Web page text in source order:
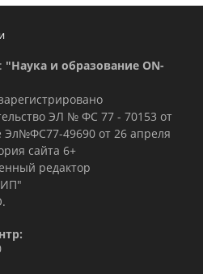
"Наука и образование ON-
ЭЛ № ФС 77 - 70153 от
49690 от 26 апреля
сайта 6+
редактор